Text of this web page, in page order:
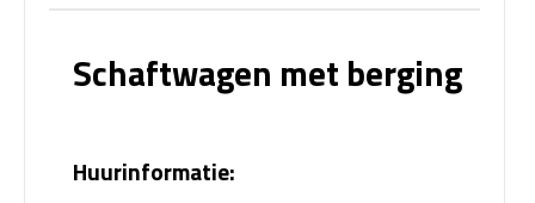
Schaftwagen met berging
Huurinformatie: